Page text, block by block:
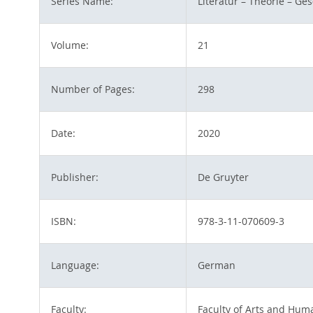
Volume: 21
Number of Pages: 298
Date: 2020
Publisher: De Gruyter
ISBN: 978-3-11-070609-3
Language: German
Faculty: Faculty of Arts and